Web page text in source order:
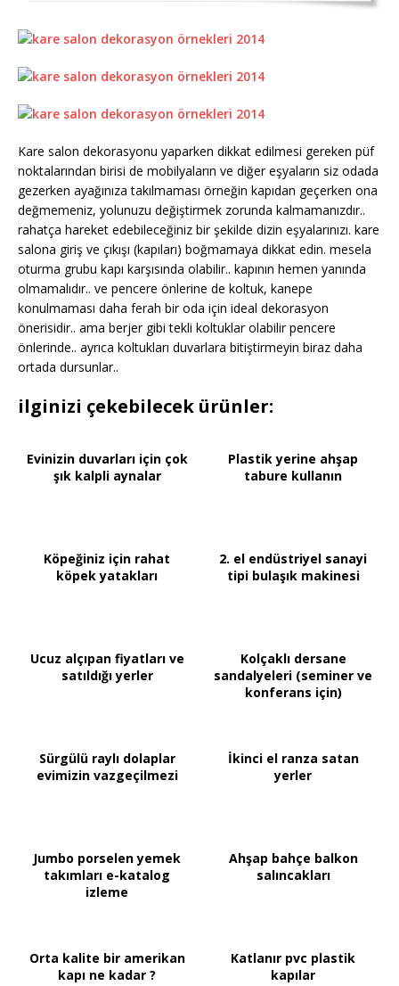
Kare salon dekorasyonu yaparken dikkat edilmesi gereken püf
noktalarından birisi de mobilyaların ve diğer eşyaların siz odada
gezerken ayağınıza takılmaması örneğin kapıdan geçerken ona
değmemeniz, yolunuzu değiştirmek zorunda kalmamanızdır..
rahatça hareket edebileceğiniz bir şekilde dizin eşyalarınızı. kare
salona giriş ve çıkışı (kapıları) boğmamaya dikkat edin. mesela
oturma grubu kapı karşısında olabilir.. kapının hemen yanında
olmamalıdır.. ve pencere önlerine de koltuk, kanepe
konulmaması daha ferah bir oda için ideal dekorasyon
önerisidir.. ama berjer gibi tekli koltuklar olabilir pencere
önlerinde.. ayrıca koltukları duvarlara bitiştirmeyin biraz daha
ortada dursunlar..
ilginizi çekebilecek ürünler:
Evinizin duvarları için çok
şık kalpli aynalar
Plastik yerine ahşap
tabure kullanın
Köpeğiniz için rahat
köpek yatakları
2. el endüstriyel sanayi
tipi bulaşık makinesi
Ucuz alçıpan fiyatları ve
satıldığı yerler
Kolçaklı dersane
sandalyeleri (seminer ve
konferans için)
Sürgülü raylı dolaplar
evimizin vazgeçilmezi
İkinci el ranza satan
yerler
Jumbo porselen yemek
takımları e-katalog
izleme
Ahşap bahçe balkon
salıncakları
Orta kalite bir amerikan
kapı ne kadar ?
Katlanır pvc plastik
kapılar